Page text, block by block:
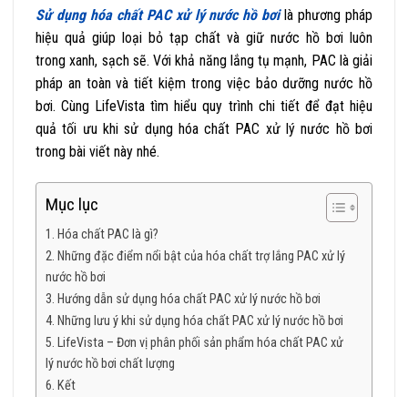
Sử dụng hóa chất PAC xử lý nước hồ bơilà phương pháp
hiệu quả giúp loại bỏ tạp chất và giữ nước hồ bơi luôn
trong xanh, sạch sẽ. Với khả năng lắng tụ mạnh, PAC là giải
pháp an toàn và tiết kiệm trong việc bảo dưỡng nước hồ
bơi. Cùng LifeVista tìm hiểu quy trình chi tiết để đạt hiệu
quả tối ưu khi sử dụng hóa chất PAC xử lý nước hồ bơi
trong bài viết này nhé.
Mục lục
1. Hóa chất PAC là gì?
2. Những đặc điểm nổi bật của hóa chất trợ lắng PAC xử lý
nước hồ bơi
3. Hướng dẫn sử dụng hóa chất PAC xử lý nước hồ bơi
4. Những lưu ý khi sử dụng hóa chất PAC xử lý nước hồ bơi
5. LifeVista – Đơn vị phân phối sản phẩm hóa chất PAC xử
lý nước hồ bơi chất lượng
6. Kết